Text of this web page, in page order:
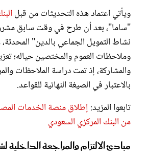
ويأتي اعتماد هذه التحديثات من قبل
"ساما"، بعد أن طرح في وقت سابق
نشاط التمويل الجماعي بالدين"
وملاحظات العموم والمختصين حياله؛
والمشاركة، إذ تمت دراسة الملاحظات
بالاعتبار في الصيغة النهائية للقواعد.
تابعوا المزيد: إطلاق منصة الخدمات
من البنك المركزي السعودي
مبادئ الالتزام والمراجعة